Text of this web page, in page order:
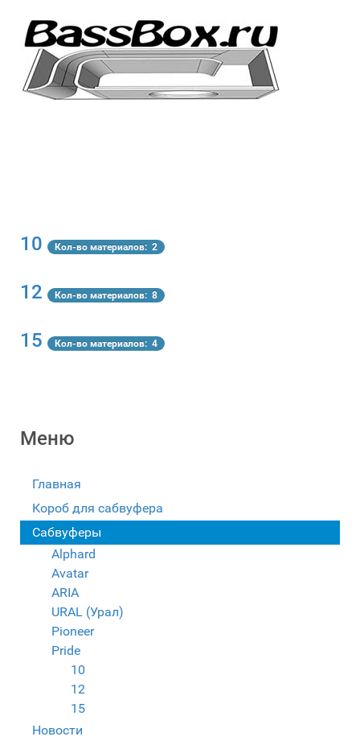
10 Кол-во материалов: 2
12 Кол-во материалов: 8
15 Кол-во материалов: 4
Меню
Главная
Короб для сабвуфера
Сабвуферы
Alphard
Avatar
ARIA
URAL (Урал)
Pioneer
Pride
10
12
15
Новости